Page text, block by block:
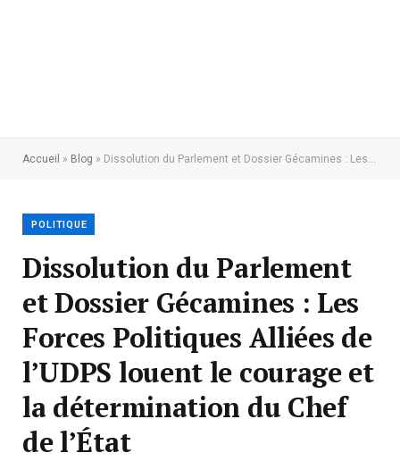
Accueil » Blog » Dissolution du Parlement et Dossier Gécamines : Les Forces Politiques Alliées de l’UDPS louent le courage et la détermination du Chef de l’État
POLITIQUE
Dissolution du Parlement
et Dossier Gécamines : Les
Forces Politiques Alliées de
l’UDPS louent le courage et
la détermination du Chef
de l’État